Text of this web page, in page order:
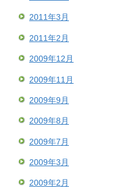
2011年3月
2011年2月
2009年12月
2009年11月
2009年9月
2009年8月
2009年7月
2009年3月
2009年2月